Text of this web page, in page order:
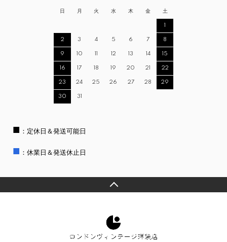
日 月 火 水 木 金 土
1
2 3 4 5 6 7 8
9 10 11 12 13 14 15
16 17 18 19 20 21 22
23 24 25 26 27 28 29
30 31
■ ：定休日＆発送可能日
■ ：休業日＆発送休止日